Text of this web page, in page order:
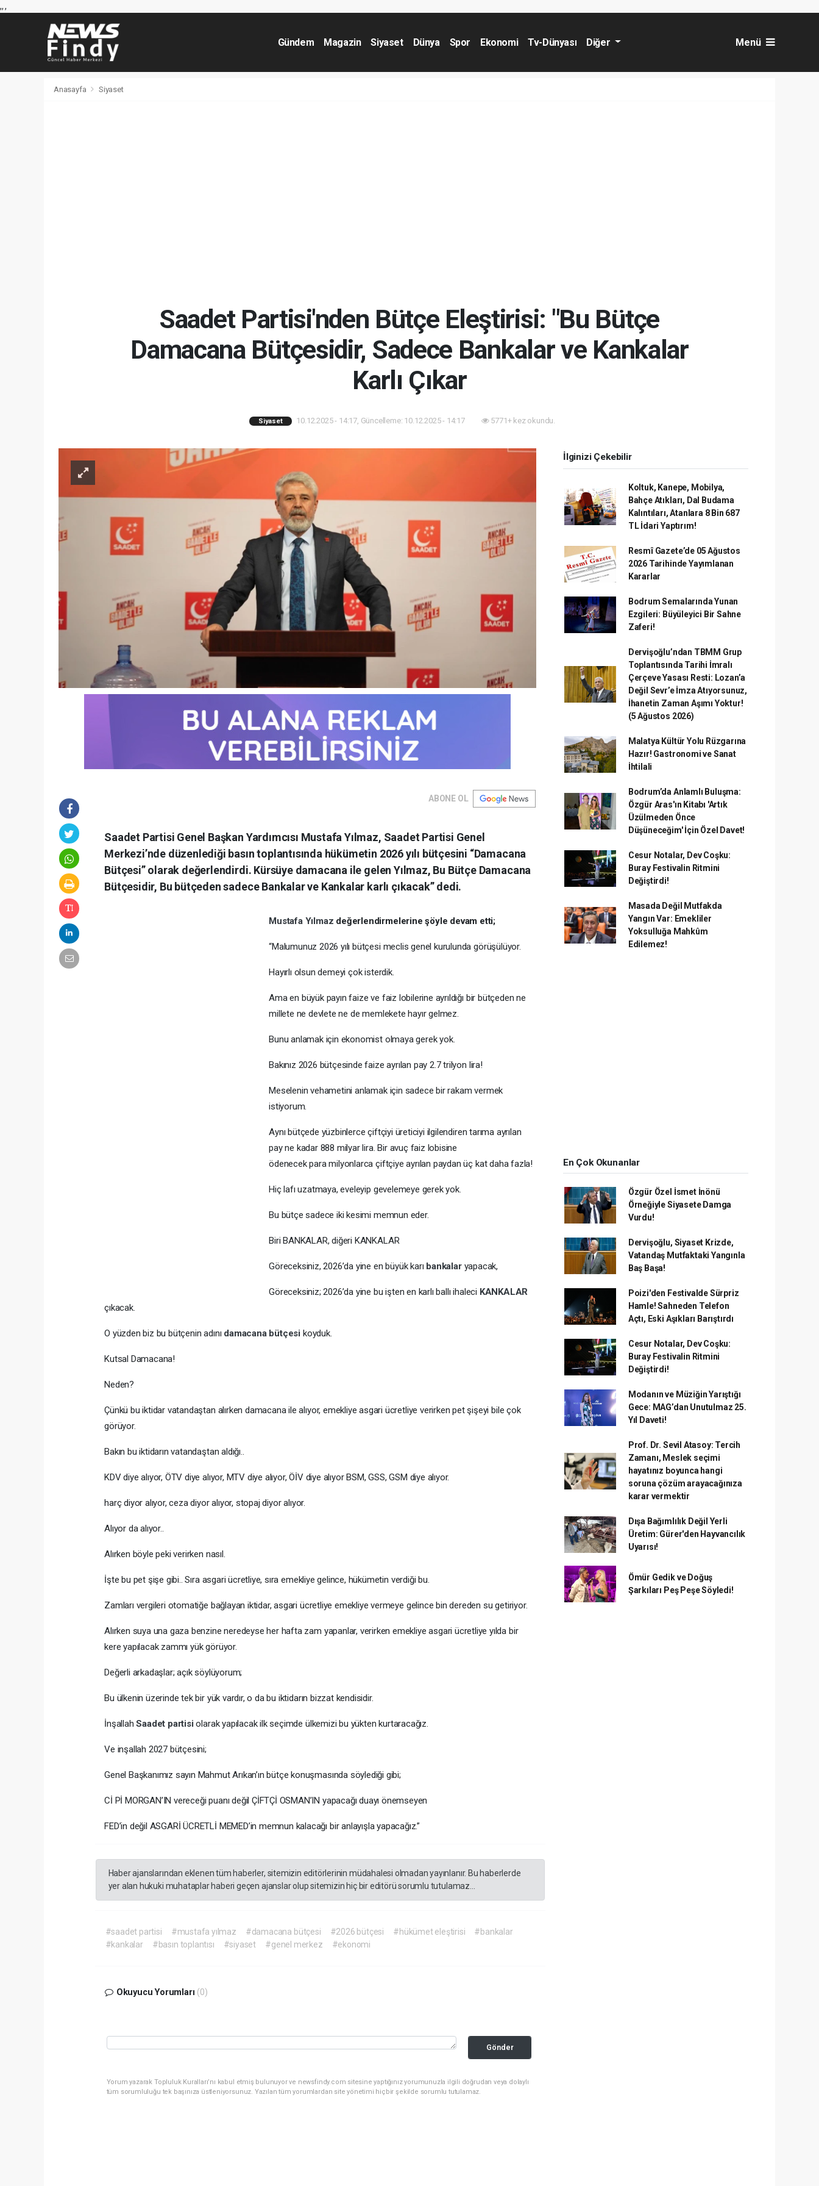
,,,
Gündem Magazin Siyaset Dünya Spor Ekonomi Tv-Dünyası Diğer Menü
Anasayfa Siyaset
Saadet Partisi'nden Bütçe Eleştirisi: "Bu Bütçe
Damacana Bütçesidir, Sadece Bankalar ve Kankalar
Karlı Çıkar
Siyaset 10.12.2025 - 14:17, Güncelleme: 10.12.2025 - 14:17 5771+ kez okundu.
ABONE OL
Saadet Partisi Genel Başkan Yardımcısı Mustafa Yılmaz, Saadet Partisi Genel
Merkezi’nde düzenlediği basın toplantısında hükümetin 2026 yılı bütçesini “Damacana
Bütçesi” olarak değerlendirdi. Kürsüye damacana ile gelen Yılmaz, Bu Bütçe Damacana
Bütçesidir, Bu bütçeden sadece Bankalar ve Kankalar karlı çıkacak” dedi.
Mustafa Yılmaz değerlendirmelerine şöyle devam etti;
“Malumunuz 2026 yılı bütçesi meclis genel kurulunda görüşülüyor.
Hayırlı olsun demeyi çok isterdik.
Ama en büyük payın faize ve faiz lobilerine ayrıldığı bir bütçeden ne
millete ne devlete ne de memlekete hayır gelmez.
Bunu anlamak için ekonomist olmaya gerek yok.
Bakınız 2026 bütçesinde faize ayrılan pay 2.7 trilyon lira!
Meselenin vehametini anlamak için sadece bir rakam vermek
istiyorum.
Aynı bütçede yüzbinlerce çiftçiyi üreticiyi ilgilendiren tarıma ayrılan
pay ne kadar 888 milyar lira. Bir avuç faiz lobisine
ödenecek para milyonlarca çiftçiye ayrılan paydan üç kat daha fazla!
Hiç lafı uzatmaya, eveleyip gevelemeye gerek yok.
Bu bütçe sadece iki kesimi memnun eder.
Biri BANKALAR, diğeri KANKALAR
Göreceksiniz, 2026’da yine en büyük karı bankalar yapacak,
Göreceksiniz; 2026’da yine bu işten en karlı ballı ihaleci KANKALAR
çıkacak.
O yüzden biz bu bütçenin adını damacana bütçesi koyduk.
Kutsal Damacana!
Neden?
Çünkü bu iktidar vatandaştan alırken damacana ile alıyor, emekliye asgari ücretliye verirken pet şişeyi bile çok
görüyor.
Bakın bu iktidarın vatandaştan aldığı..
KDV diye alıyor, ÖTV diye alıyor, MTV diye alıyor, ÖİV diye alıyor BSM, GSS, GSM diye alıyor.
harç diyor alıyor, ceza diyor alıyor, stopaj diyor alıyor.
Alıyor da alıyor..
Alırken böyle peki verirken nasıl.
İşte bu pet şişe gibi.. Sıra asgari ücretliye, sıra emekliye gelince, hükümetin verdiği bu.
Zamları vergileri otomatiğe bağlayan iktidar, asgari ücretliye emekliye vermeye gelince bin dereden su getiriyor.
Alırken suya una gaza benzine neredeyse her hafta zam yapanlar, verirken emekliye asgari ücretliye yılda bir
kere yapılacak zammı yük görüyor.
Değerli arkadaşlar; açık söylüyorum;
Bu ülkenin üzerinde tek bir yük vardır, o da bu iktidarın bizzat kendisidir.
İnşallahSaadet partisiolarak yapılacak ilk seçimde ülkemizi bu yükten kurtaracağız.
Ve inşallah 2027 bütçesini;
Genel Başkanımız sayın Mahmut Arıkan’ın bütçe konuşmasında söylediği gibi;
Cİ Pİ MORGAN’IN vereceği puanı değil ÇİFTÇİ OSMAN’IN yapacağı duayı önemseyen
FED’in değil ASGARİ ÜCRETLİ MEMED’in memnun kalacağı bir anlayışla yapacağız.”
Haber ajanslarından eklenen tüm haberler, sitemizin editörlerinin müdahalesi olmadan yayınlanır. Bu haberlerde
yer alan hukuki muhataplar haberi geçen ajanslar olup sitemizin hiç bir editörü sorumlu tutulamaz...
#saadet partisi #mustafa yılmaz #damacana bütçesi #2026 bütçesi #hükümet eleştirisi
#bankalar
#kankalar
#basın toplantısı #siyaset #genel merkez #ekonomi
Okuyucu Yorumları (0)
Gönder
Yorum yazarak Topluluk Kuralları’nı kabul etmiş bulunuyor ve newsfindy.com sitesine yaptığınız yorumunuzla ilgili doğrudan veya dolaylı
tüm sorumluluğu tek başınıza üstleniyorsunuz. Yazılan tüm yorumlardan site yönetimi hiçbir şekilde sorumlu tutulamaz.
İlginizi Çekebilir
Koltuk, Kanepe, Mobilya,
Bahçe Atıkları, Dal Budama
Kalıntıları, Atanlara 8 Bin 687
TL İdari Yaptırım!
Resmî Gazete’de 05 Ağustos
2026 Tarihinde Yayımlanan
Kararlar
Bodrum Semalarında Yunan
Ezgileri: Büyüleyici Bir Sahne
Zaferi!
Dervişoğlu’ndan TBMM Grup
Toplantısında Tarihi İmralı
Çerçeve Yasası Resti: Lozan’a
Değil Sevr’e İmza Atıyorsunuz,
İhanetin Zaman Aşımı Yoktur!
(5 Ağustos 2026)
Malatya Kültür Yolu Rüzgarına
Hazır! Gastronomi ve Sanat
İhtilali
Bodrum’da Anlamlı Buluşma:
Özgür Aras'ın Kitabı 'Artık
Üzülmeden Önce
Düşüneceğim' İçin Özel Davet!
Cesur Notalar, Dev Coşku:
Buray Festivalin Ritmini
Değiştirdi!
Masada Değil Mutfakda
Yangın Var: Emekliler
Yoksulluğa Mahkûm
Edilemez!
En Çok Okunanlar
Özgür Özel İsmet İnönü
Örneğiyle Siyasete Damga
Vurdu!
Dervişoğlu, Siyaset Krizde,
Vatandaş Mutfaktaki Yangınla
Baş Başa!
Poizi'den Festivalde Sürpriz
Hamle! Sahneden Telefon
Açtı, Eski Aşıkları Barıştırdı
Cesur Notalar, Dev Coşku:
Buray Festivalin Ritmini
Değiştirdi!
Modanın ve Müziğin Yarıştığı
Gece: MAG’dan Unutulmaz 25.
Yıl Daveti!
Prof. Dr. Sevil Atasoy: Tercih
Zamanı, Meslek seçimi
hayatınız boyunca hangi
soruna çözüm arayacağınıza
karar vermektir
Dışa Bağımlılık Değil Yerli
Üretim: Gürer'den Hayvancılık
Uyarısı!
Ömür Gedik ve Doğuş
Şarkıları Peş Peşe Söyledi!